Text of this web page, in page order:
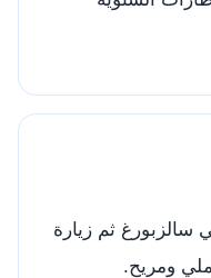
سالزبورغ ثم زيارة
ومريح.